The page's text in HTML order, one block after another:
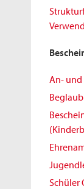
An-
Schüler